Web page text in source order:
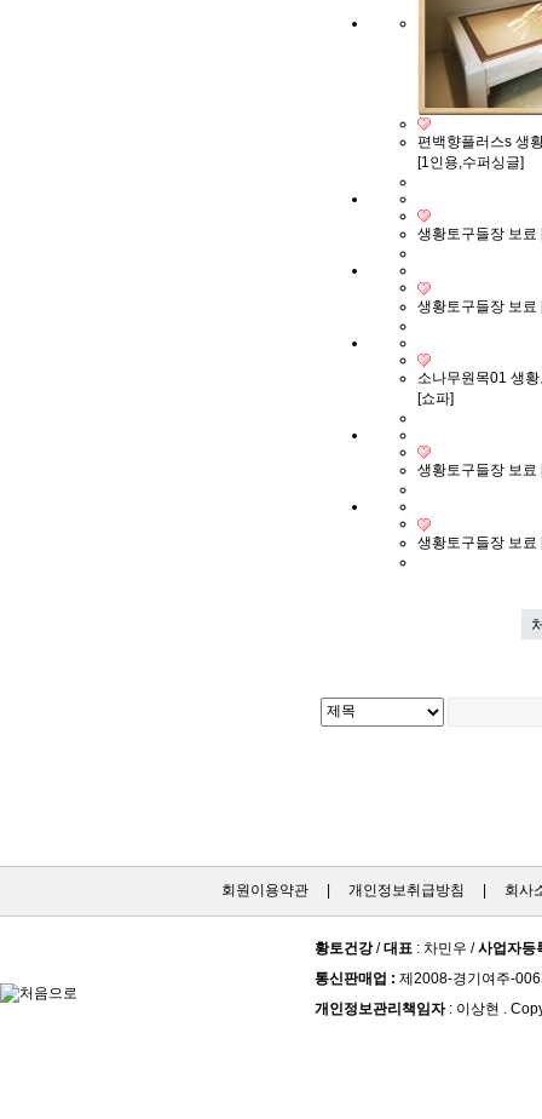
편백향플러스s 생
[1인용,수퍼싱글]
생황토구들장 보료
생황토구들장 보료
소나무원목01 생
[쇼파]
생황토구들장 보료
생황토구들장 보료
회원이용약관| 개인정보취급방침 회사
황토건강/대표 : 차민우 /사업자등
통신판매업 : 제2008-경기여주-
개인정보관리책임자: 이상현 .